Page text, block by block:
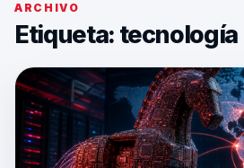
ARCHIVO
Etiqueta: tecnología